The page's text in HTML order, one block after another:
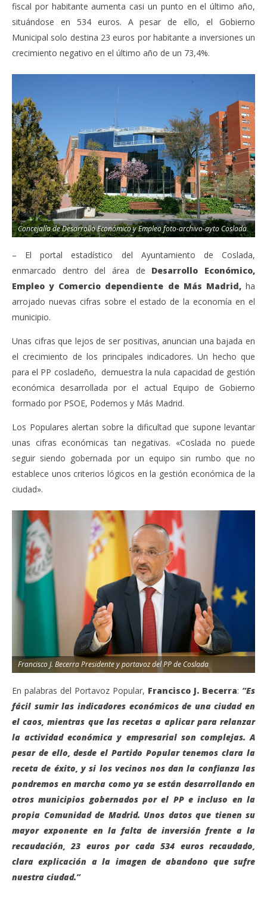
VIENDO AHORA
Denuncian que el Ayuntamiento recauda más de
500 € por habitante, pero que la inversión en
Coslada disminuye a 23 € por vecino.
noviembre
24,
fiscal por habitante aumenta casi un punto en el último año,
situándose en 534 euros. A pesar de ello, el Gobierno
Municipal solo destina 23 euros por habitante a inversiones un
crecimiento negativo en el último año de un 73,4%.
Concejalía de Desarrollo Económico y Empleo foto-archivo-ayto Coslada
– El portal estadístico del Ayuntamiento de Coslada,
enmarcado dentro del área de Desarrollo Económico,
Empleo y Comercio dependiente de Más Madrid,ha
arrojado nuevas cifras sobre el estado de la economía en el
municipio.
Unas cifras que lejos de ser positivas, anuncian una bajada en
el crecimiento de los principales indicadores. Un hecho que
para el PP cosladeño, demuestra la nula capacidad de gestión
económica desarrollada por el actual Equipo de Gobierno
formado por PSOE, Podemos y Más Madrid.
Los Populares alertan sobre la dificultad que supone levantar
unas cifras económicas tan negativas. «Coslada no puede
seguir siendo gobernada por un equipo sin rumbo que no
establece unos criterios lógicos en la gestión económica de la
ciudad».
Francisco J. Becerra Presidente y portavoz del PP de Coslada
En palabras del Portavoz Popular, Francisco J. Becerra: “Es
fácil sumir las indicadores económicos de una ciudad en
el caos, mientras que las recetas a aplicar para relanzar
la actividad económica y empresarial son complejas. A
pesar de ello, desde el Partido Popular tenemos clara la
receta de éxito, y si los vecinos nos dan la confianza las
pondremos en marcha como ya se están desarrollando en
otros municipios gobernados por el PP e incluso en la
propia Comunidad de Madrid. Unos datos que tienen su
mayor exponente en la falta de inversión frente a la
recaudación, 23 euros por cada 534 euros recaudado,
clara explicación a la imagen de abandono que sufre
nuestra ciudad.”